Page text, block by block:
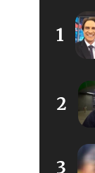
1
2
3